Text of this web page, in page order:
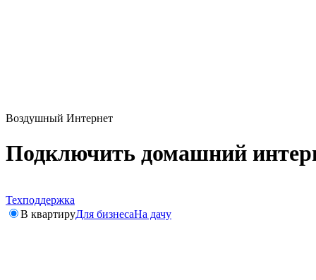
Воздушный Интернет
Подключить домашний
Техподдержка
В квартируДля бизнесаНа дачу